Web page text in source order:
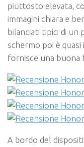
piuttosto elevata,
immagini chiara e
bilanciati tipici di un
schermo poi è quasi
fornisce una buona
A bordo del